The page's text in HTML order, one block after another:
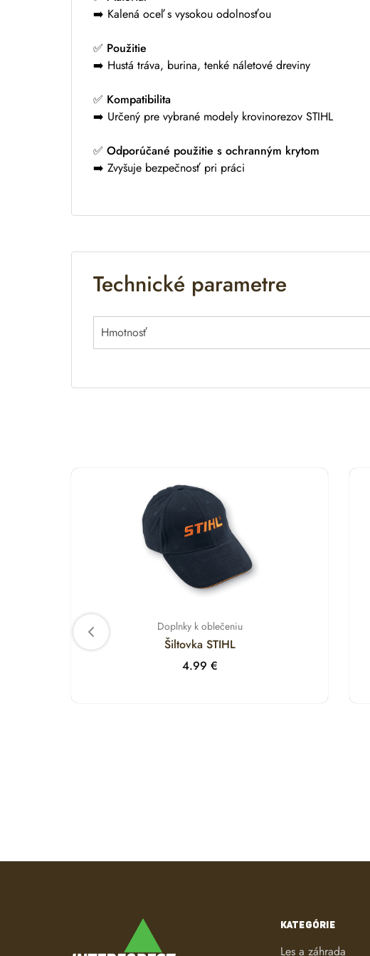
➡️ Kalená oceľ s vysokou odolnosťou
✅ Použitie
➡️ Hustá tráva, burina, tenké náletové dreviny
✅ Kompatibilita
➡️ Určený pre vybrané modely krovinorezov STIHL
✅ Odporúčané použitie s ochranným krytom
➡️ Zvyšuje bezpečnosť pri práci
Technické parametre
Hmotnosť
Doplnky k oblečeniu
Šiltovka STIHL
4.99 €
KATEGÓRIE
Les a záhrada